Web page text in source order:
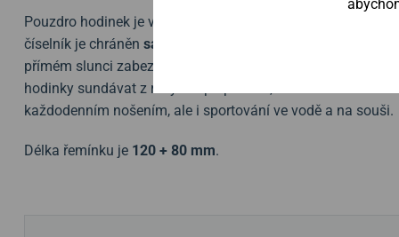
Pouzdro hodinek je vyrobeno z ušlechtilé oceli, na ruce jej
číselník je chráněn safírovým sklíčkem vysoce
přímém slunci zabezpečuje
hodinky sundávat z ruky ani při plavání, či třeba
každodenním nošením, ale i sportování ve vodě a na souši.
Délka řemínku je 120 + 80 mm.